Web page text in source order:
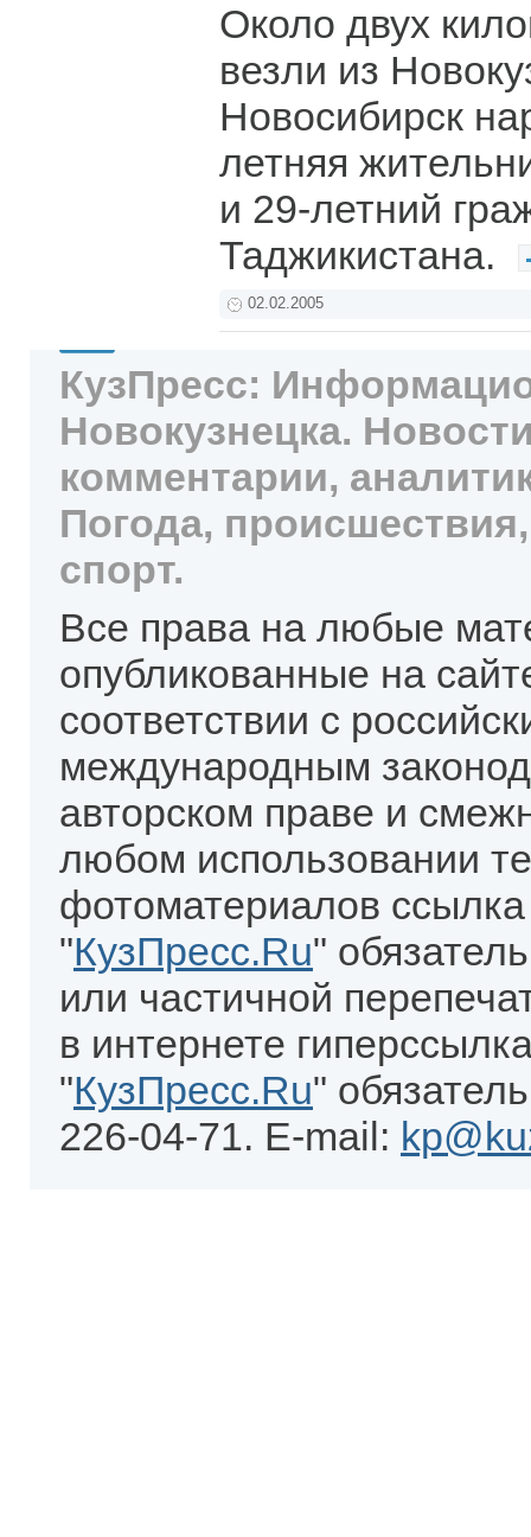
Около двух
везли из
Новосибирск
летняя
и 29-летний
Таджикистана.
02.02.2005
КузПресс:
Новокузнецка.
комментарии,
Погода,
спорт.
Все права на любые
опубликованные на
соответствии с
международным
авторском праве и
любом использовании
фотоматериалов
"КузПресс.Ru"
или частичной
в интернете
"КузПресс.Ru"
226-04-71. E-mail: